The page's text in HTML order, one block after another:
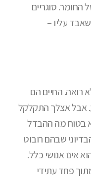
סוגריים
עליו –
החיים הם
אבל אצלך התקלקל
בטוח מה ההבדל
שבהם רובוט
אינו אנושי כלל.
פחד עתידי